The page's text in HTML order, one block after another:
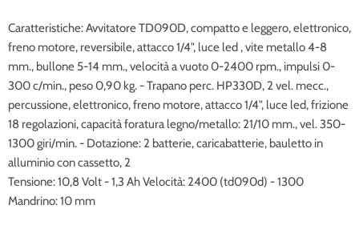
Caratteristiche: Avvitatore TD090D, compatto e leggero, elettronico,
freno motore, reversibile, attacco 1/4", luce led , vite metallo 4-8
mm., bullone 5-14 mm., velocità a vuoto 0-2400 rpm., impulsi 0-
300 c/min., peso 0,90 kg. - Trapano perc. HP330D, 2 vel. mecc.,
percussione, elettronico, freno motore, attacco 1/4", luce led, frizione
18 regolazioni, capacità foratura legno/metallo: 21/10 mm., vel. 350-
1300 giri/min. - Dotazione: 2 batterie, caricabatterie, bauletto in
alluminio con cassetto, 2
Tensione: 10,8 Volt - 1,3 Ah Velocità: 2400 (td090d) - 1300
Mandrino: 10 mm